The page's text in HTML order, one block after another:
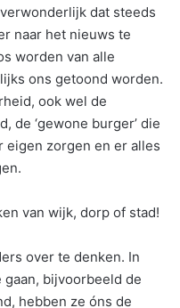
dat steeds
naar het nieuws te
worden van alle
ons getoond worden.
ook wel de
de ‘gewone burger’ die
eigen zorgen en er alles
van wijk, dorp of stad!
over te denken. In
bijvoorbeeld de
hebben ze óns de